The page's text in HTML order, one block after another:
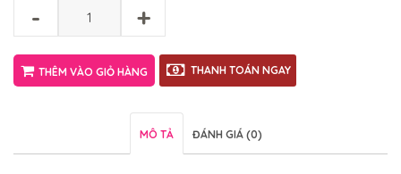
- +
THÊM VÀO GIỎ HÀNG THANH TOÁN NGAY
MÔ TẢ ĐÁNH GIÁ (0)